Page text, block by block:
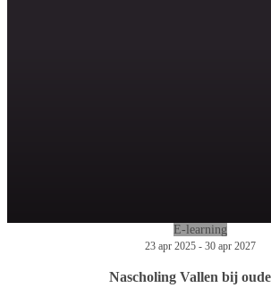
E-learning
23 apr 2025 - 30 apr 2027
Nascholing Vallen bij